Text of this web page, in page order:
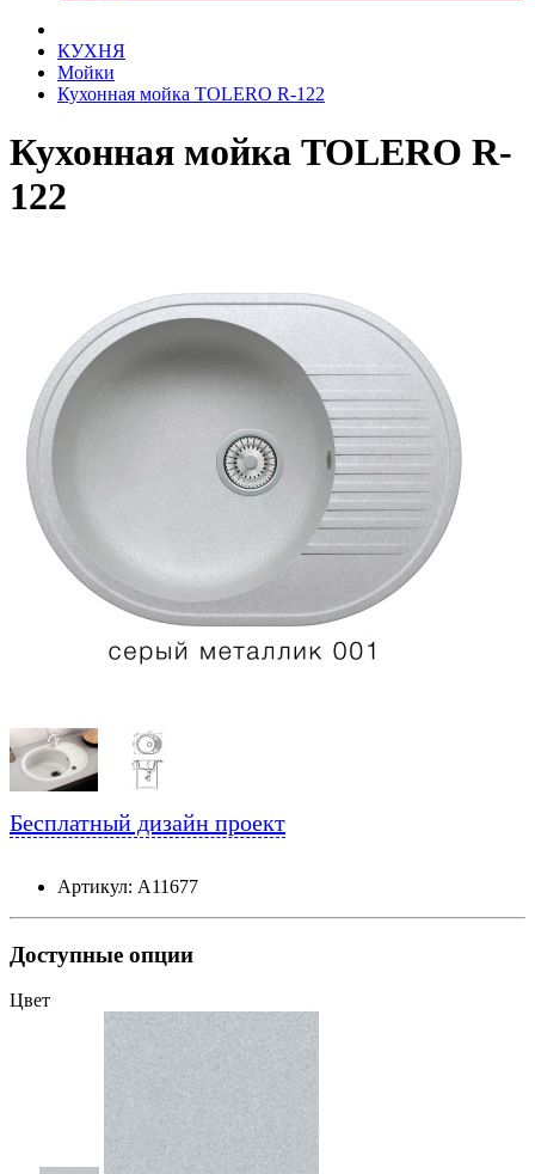
КУХНЯ
Мойки
Кухонная мойка TOLERO R-122
Кухонная мойка TOLERO R-
122
Бесплатный дизайн проект
Артикул: А11677
Доступные опции
Цвет